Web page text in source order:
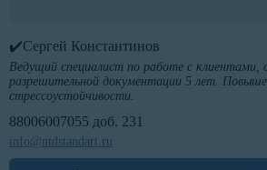
✔️Сергей Константинов
Ведущий специалист по работе с клиентами,
разрешительной документации 5 лет.
стрессоустойчивости.
88006007055 доб. 231
info@ntdstandart.ru